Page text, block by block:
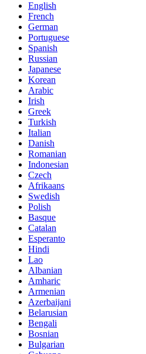
English
French
German
Portuguese
Spanish
Russian
Japanese
Korean
Arabic
Irish
Greek
Turkish
Italian
Danish
Romanian
Indonesian
Czech
Afrikaans
Swedish
Polish
Basque
Catalan
Esperanto
Hindi
Lao
Albanian
Amharic
Armenian
Azerbaijani
Belarusian
Bengali
Bosnian
Bulgarian